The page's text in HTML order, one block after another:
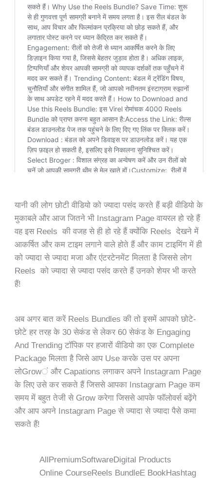
यानी की लोग छोटी वीडियो को ज्यादा पसंद करते हैं बड़ी वीडियो के
मुकाबले और आज जितने भी Instagram Page वायरल हो रहे हैं
वह इस Reels की वजह से ही हो रहे हैं क्योंकि Reels देखने में
आकर्षित और कम टाइम लगाने वाले होते हैं और काम टाइमिंग में ही
को ज्यादा से ज्यादा मजा और एंटरटेनमेंट मिलता है जिससे लोग
Reels को ज्यादा से ज्यादा पसंद करते हैं उनको शेयर भी करते
हैं!
अब अगर बात करें Reels Bundles की तो इसमें आपको छोटे-
छोटे हर तरह के 30 सेकंड से लेकर 60 सेकंड के Engaging
And Trending टॉपिक पर हजारों वीडियो का एक Complete
Package मिलता है जिसे आप Use करके उस पर अपना
लोGrowं और Capations लगाकर अपने Instagram Page
के लिए उसे कर सकते हैं जिससे आपका Instagram Page कम
समय में बहुत तेजी से Grow करेगा जिससे आपके फॉलोवर्स बढ़ेंगे
और आप अपने Instagram Page से ज्यादा से ज्यादा पैसे कमा
सकते हैं!
AllPremiumSoftwareDigital Products
Online CourseReels BundleE BookHashtag